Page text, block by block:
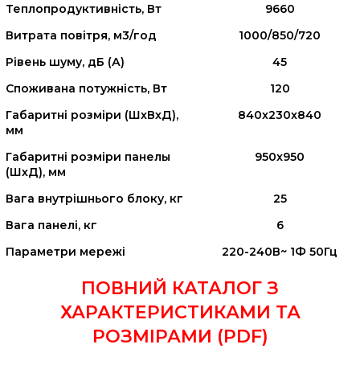
Теплопродуктивність, Вт
9660
Витрата повітря, м3/год
1000/850/720
Рівень шуму, дБ (А)
45
Споживана потужність, Вт
120
Габаритні розміри (ШхВхД),
мм
840x230x840
Габаритні розміри панелы
(ШхД), мм
950x950
Вага внутрішнього блоку, кг
25
Вага панелі, кг
6
Параметри мережі
220-240В~ 1Ф 50Гц
ПОВНИЙ КАТАЛОГ З
ХАРАКТЕРИСТИКАМИ ТА
РОЗМІРАМИ (PDF)